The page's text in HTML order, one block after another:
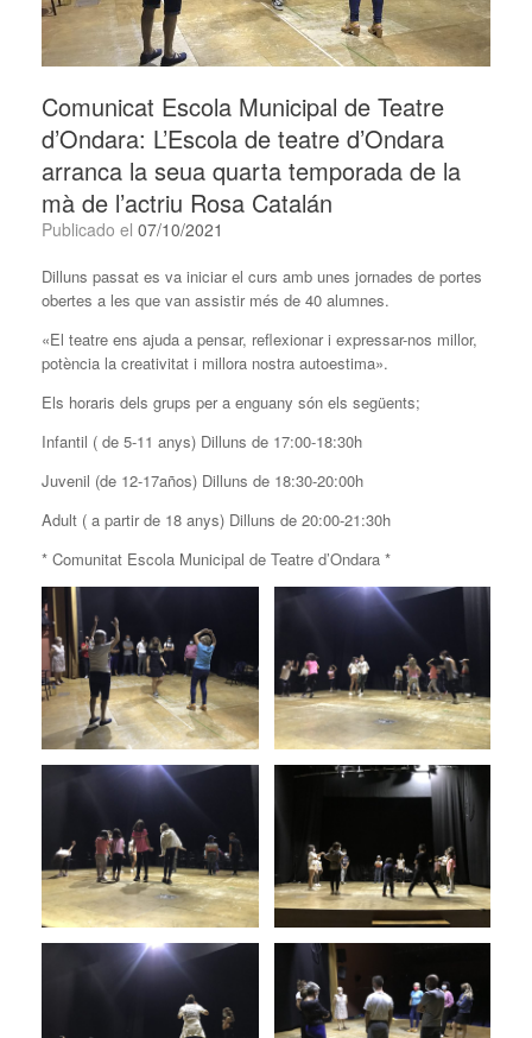
Comunicat Escola Municipal de Teatre
d’Ondara: L’Escola de teatre d’Ondara
arranca la seua quarta temporada de la
mà de l’actriu Rosa Catalán
Publicado el 07/10/2021
Dilluns passat es va iniciar el curs amb unes jornades de portes
obertes a les que van assistir més de 40 alumnes.
«El teatre ens ajuda a pensar, reflexionar i expressar-nos millor,
potència la creativitat i millora nostra autoestima».
Els horaris dels grups per a enguany són els següents;
Infantil ( de 5-11 anys) Dilluns de 17:00-18:30h
Juvenil (de 12-17años) Dilluns de 18:30-20:00h
Adult ( a partir de 18 anys) Dilluns de 20:00-21:30h
* Comunitat Escola Municipal de Teatre d’Ondara *